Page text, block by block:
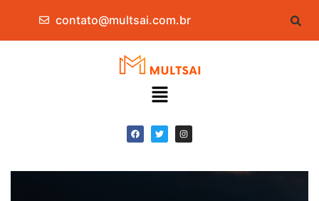
contato@multsai.com.br